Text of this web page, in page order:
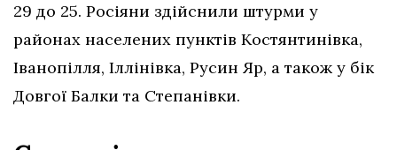
29 до 25. Росіяни здійснили штурми у
районах населених пунктів Костянтинівка,
Іванопілля, Іллінівка, Русин Яр, а також у бік
Довгої Балки та Степанівки.